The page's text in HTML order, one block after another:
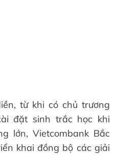
từ khi có chủ trương
đặt sinh trắc học khi
lớn, Vietcombank Bắc
khai đồng bộ các giải